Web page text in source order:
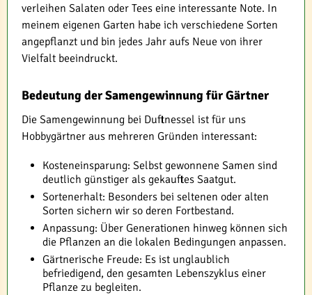
verleihen Salaten oder Tees eine interessante Note. In
meinem eigenen Garten habe ich verschiedene Sorten
angepflanzt und bin jedes Jahr aufs Neue von ihrer
Vielfalt beeindruckt.
Bedeutung der Samengewinnung für Gärtner
Die Samengewinnung bei Duftnessel ist für uns
Hobbygärtner aus mehreren Gründen interessant:
Kosteneinsparung: Selbst gewonnene Samen sind
deutlich günstiger als gekauftes Saatgut.
Sortenerhalt: Besonders bei seltenen oder alten
Sorten sichern wir so deren Fortbestand.
Anpassung: Über Generationen hinweg können sich
die Pflanzen an die lokalen Bedingungen anpassen.
Gärtnerische Freude: Es ist unglaublich
befriedigend, den gesamten Lebenszyklus einer
Pflanze zu begleiten.